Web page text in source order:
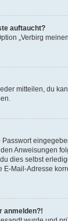
auftaucht?
„Verbirg
mitteilen, du
Anweisungen
dies selbst
Mail-Adresse
anmelden?!